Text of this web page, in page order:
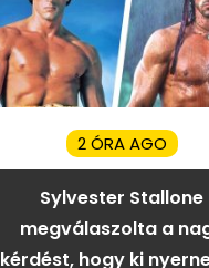
2 ÓRA AGO
Sylvester Stallone
megválaszolta a
kérdést, hogy ki